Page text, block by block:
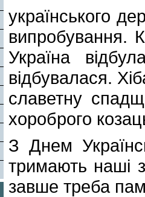
українського
випробування.
Україна
відбувалася.
славетну
хороброго
З Днем
тримають наші
завше треба